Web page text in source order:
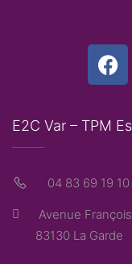
E2C Var – TPM
04 83 69 19 10
Avenue
83130 La Garde